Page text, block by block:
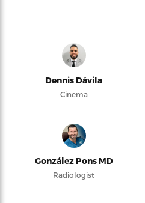
Dennis Dávila
Cinema
González Pons MD
Radiologist